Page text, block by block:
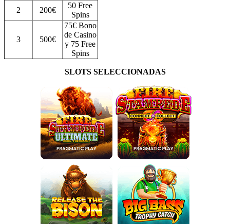
2
200€
50 Free
Spins
3 500€
75€ Bono
de Casino
y 75 Free
Spins
SLOTS SELECCIONADAS